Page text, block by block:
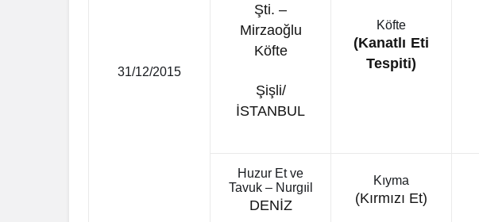
31/12/2015
Şti. –
Mirzaoğlu
Köfte
Şişli/
İSTANBUL
Köfte
(Kanatlı Eti
Tespiti)
Huzur Et ve
Tavuk – Nurgıil
DENİZ
Kıyma
(Kırmızı Et)